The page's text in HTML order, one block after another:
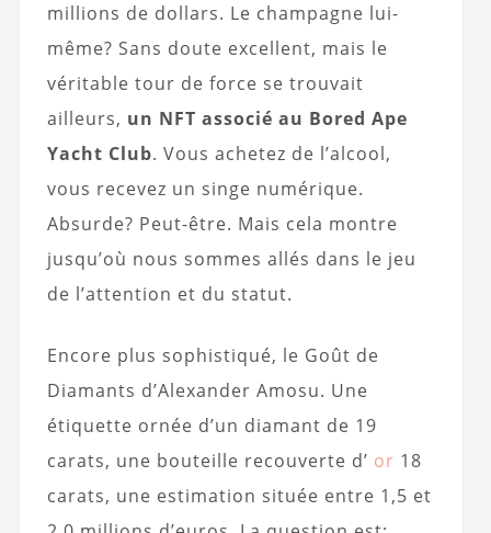
millions de dollars. Le champagne lui-
même? Sans doute excellent, mais le
véritable tour de force se trouvait
ailleurs, un NFT associé au Bored Ape
Yacht Club. Vous achetez de l’alcool,
vous recevez un singe numérique.
Absurde? Peut-être. Mais cela montre
jusqu’où nous sommes allés dans le jeu
de l’attention et du statut.
Encore plus sophistiqué, le Goût de
Diamants d’Alexander Amosu. Une
étiquette ornée d’un diamant de 19
carats, une bouteille recouverte d’ or 18
carats, une estimation située entre 1,5 et